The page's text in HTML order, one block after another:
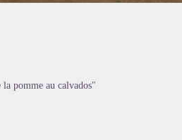
la pomme au calvados"